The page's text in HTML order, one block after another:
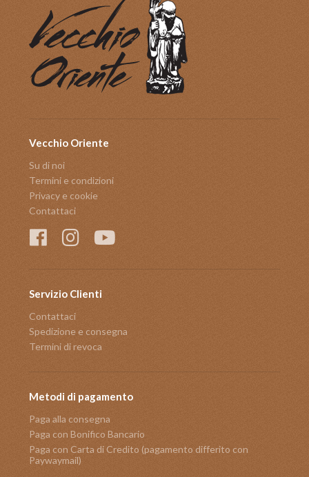
Vecchio Oriente
Su di noi
Termini e condizioni
Privacy e cookie
Contattaci
Servizio Clienti
Contattaci
Spedizione e consegna
Termini di revoca
Metodi di pagamento
Paga alla consegna
Paga con Bonifico Bancario
Paga con Carta di Credito (pagamento differito con
Paywaymail)